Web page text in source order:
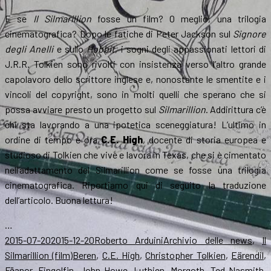
E se Il Silmarillionfosse un film? O meglio, una trilogia
cinematografica? Dopo le fatiche di Peter Jackson sul Signore
degli Anellie sulloHobbit, i sogni degli appassionati lettori di
J.R.R. Tolkien sono rivolti con insistenza verso l’altro grande
capolavoro dello scrittore inglese e, nonostante le smentite e i
vincoli del copyright, sono in molti quelli che sperano che si
possa avviare presto un progetto sul Silmarillion. Addirittura c’è
chi sta lavorando a una ipotetica sceneggiatura! L’ultimo in
ordine di tempo è oraC.E. High, docente di storia europea e
studioso di Tolkien che vive e lavora in Texas, che si è cimentato
nell’adattamento del Silmarillion come se fosse una trilogia
cinematografica. Riportiamo qui di seguito la traduzione
dell’articolo. Buona lettura!
…
Scritto
il
2015-07-202015-12-20Autore
Roberto ArduiniCategorie
Archivio delle news,Il
Silmarillion (film)Tag
Beren, C.E. High,Christopher Tolkien, Eärendil,